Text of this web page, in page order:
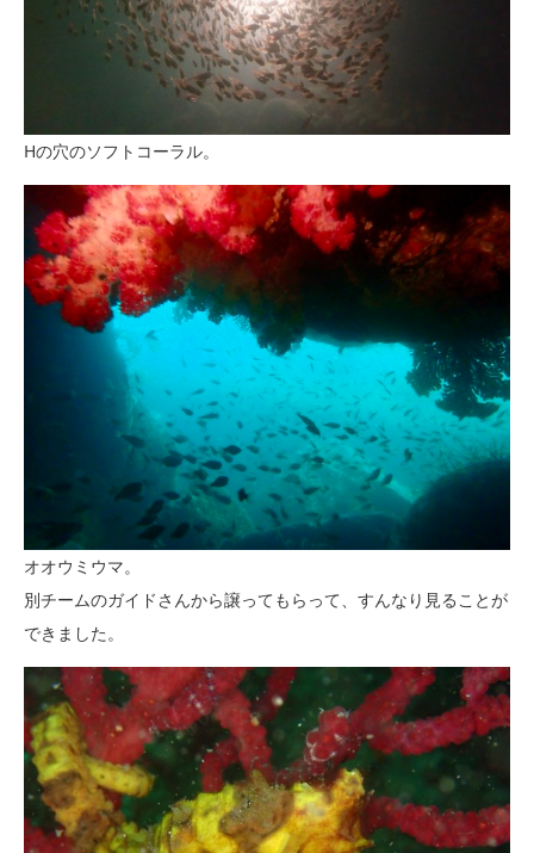
Hの穴のソフトコーラル。
オオウミウマ。
別チームのガイドさんから譲ってもらって、すんなり見ることが
できました。